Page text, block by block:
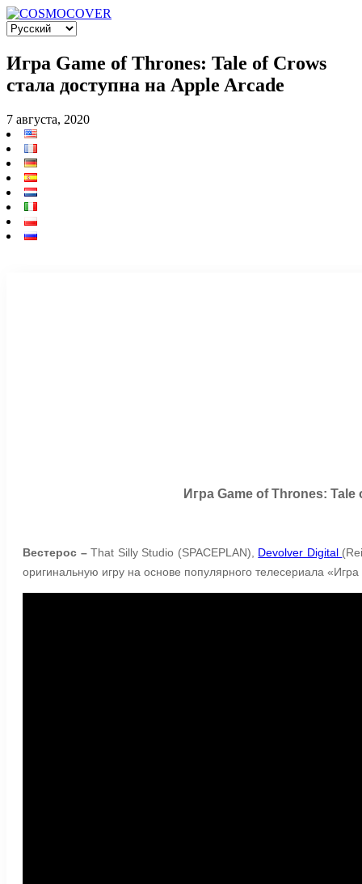
Игра Game of Thrones: Tale of Crows
стала доступна на Apple Arcade
7 августа, 2020
Игра Game of Thrones:
Вестерос –That Silly Studio (SPACEPLAN), Devolver Digital
оригинальную игру на основе популярного телесериала